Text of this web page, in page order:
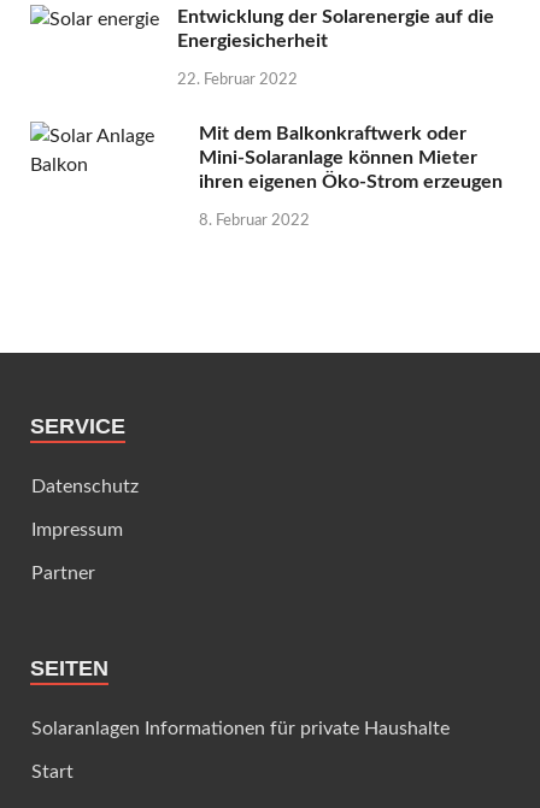
Entwicklung der Solarenergie auf die
Energiesicherheit
22. Februar 2022
Mit dem Balkonkraftwerk oder
Mini-Solaranlage können Mieter
ihren eigenen Öko-Strom erzeugen
8. Februar 2022
SERVICE
Datenschutz
Impressum
Partner
SEITEN
Solaranlagen Informationen für private Haushalte
Start